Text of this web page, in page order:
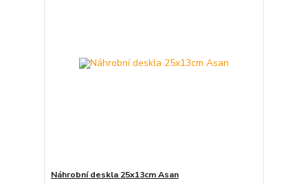
Náhrobní deskla 25x13cm Asan